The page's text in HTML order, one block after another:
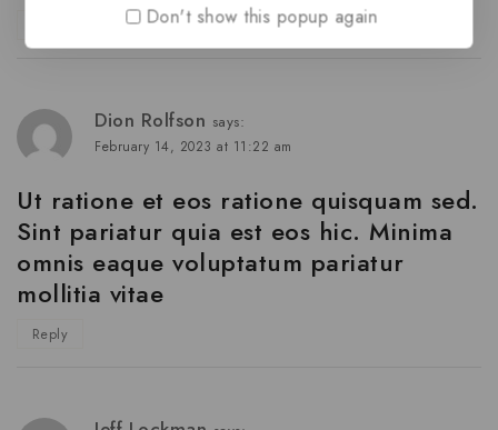
Dion Rolfson says:
February 14, 2023 at 11:22 am
Ut ratione et eos ratione quisquam sed.
Sint pariatur quia est eos hic. Minima
omnis eaque voluptatum pariatur
mollitia vitae
Reply
Don't show this popup again